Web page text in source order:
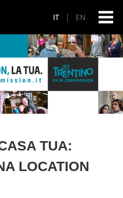
IT EN
TUA:
LOCATION